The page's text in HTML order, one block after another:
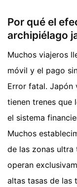
Por qué el
archipiélago
Muchos viajeros
móvil y el pago
Error fatal. Japón
tienen trenes que
el sistema
Muchos
de las zonas ultra
operan
altas tasas de las